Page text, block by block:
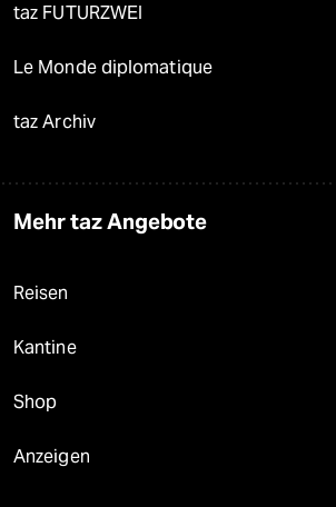
taz FUTURZWEI
Le Monde diplomatique
taz Archiv
Mehr taz Angebote
Reisen
Kantine
Shop
Anzeigen